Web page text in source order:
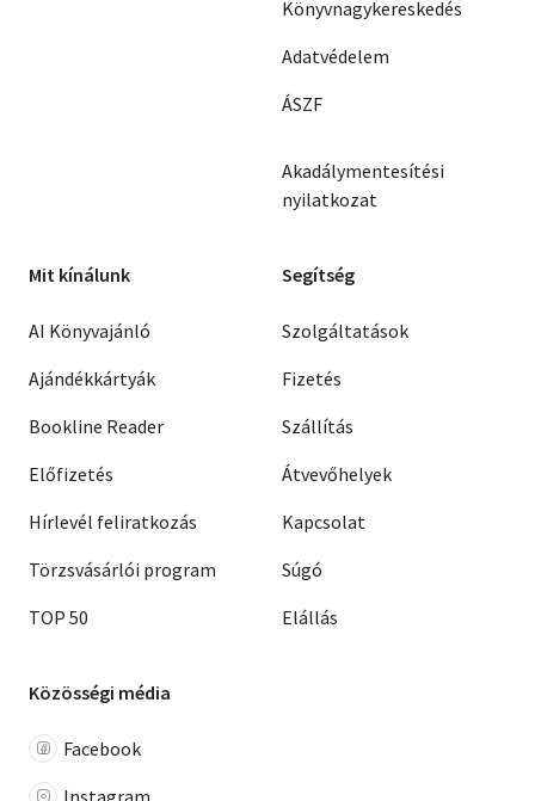
Könyvnagykereskedés
Adatvédelem
ÁSZF
Akadálymentesítési
nyilatkozat
Mit kínálunk
AI Könyvajánló
Ajándékkártyák
Bookline Reader
Előfizetés
Hírlevél feliratkozás
Törzsvásárlói program
TOP 50
Segítség
Szolgáltatások
Fizetés
Szállítás
Átvevőhelyek
Kapcsolat
Súgó
Elállás
Közösségi média
Facebook